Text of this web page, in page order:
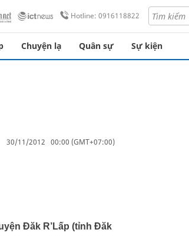
Hotline: 0916118822
Chuyện lạ Quân sự Sự kiện
30/11/2012 00:00 (GMT+07:00)
Đăk R’Lấp (tỉnh Đăk